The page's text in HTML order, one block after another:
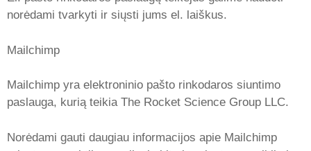
norėdami tvarkyti ir siųsti jums el. laiškus.
Mailchimp
Mailchimp yra elektroninio pašto rinkodaros siuntimo
paslauga, kurią teikia The Rocket Science Group LLC.
Norėdami gauti daugiau informacijos apie Mailchimp